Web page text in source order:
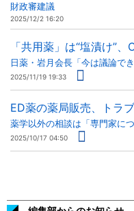
財政審建議
2025/12/2 16:20
「共用薬」は“塩漬け”
日薬・岩月会長「今は議論でき
2025/11/19 19:33
ED薬の薬局販売、トラ
薬学以外の相談は「専門家につ
2025/10/17 04:50